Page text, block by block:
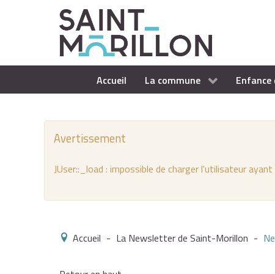
Accueil La commune Enfance
Avertissement
JUser::_load : impossible de charger l'utilisateur
Accueil - La Newsletter de Saint-Morillon -